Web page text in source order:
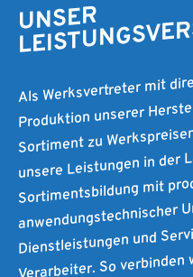
UNSER
Als Werksvertreter mit
Produktion unserer
Sortiment zu
unsere Leistungen in der
Sortimentsbildung mit
anwendungstechnischer
Dienstleistungen und
Verarbeiter. So